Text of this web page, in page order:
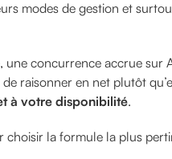
modes de gestion et
concurrence accrue sur
raisonner en net plutôt
à votre disponibilité.
choisir la formule la plus